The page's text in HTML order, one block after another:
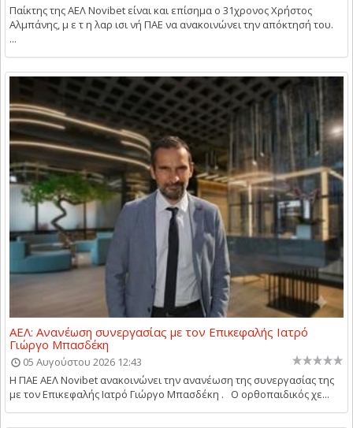
Παίκτης της ΑΕΛ Novibet είναι και επίσημα ο 31χρονος Χρήστος
Αλμπάνης, μ ε τ η λαρ ισι νή ΠΑΕ να ανακοινώνει την απόκτησή του.
...
ΑΕΛ: Ανανέωση συνεργασίας με τον Επικεφαλής Ιατρό
Γιώργο Μπασδέκη
05 Αυγούστου 2026 12:43
Η ΠΑΕ ΑΕΛ Novibet ανακοινώνει την ανανέωση της συνεργασίας της
με τον Επικεφαλής Ιατρό Γιώργο Μπασδέκη . Ο ορθοπαιδικός χε...